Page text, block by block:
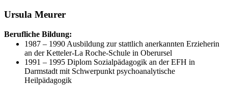
Ursula Meurer
Berufliche Bildung:
1987 – 1990 Ausbildung zur stattlich anerkannten Erzieherin
an der Ketteler-La Roche-Schule in Oberursel
1991 – 1995 Diplom Sozialpädagogik an der EFH in
Darmstadt mit Schwerpunkt psychoanalytische
Heilpädagogik